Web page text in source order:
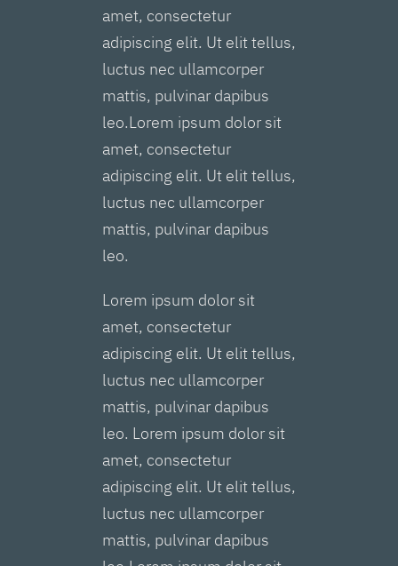
amet, consectetur
adipiscing elit. Ut elit tellus,
luctus nec ullamcorper
mattis, pulvinar dapibus
leo.Lorem ipsum dolor sit
amet, consectetur
adipiscing elit. Ut elit tellus,
luctus nec ullamcorper
mattis, pulvinar dapibus
leo.
Lorem ipsum dolor sit
amet, consectetur
adipiscing elit. Ut elit tellus,
luctus nec ullamcorper
mattis, pulvinar dapibus
leo. Lorem ipsum dolor sit
amet, consectetur
adipiscing elit. Ut elit tellus,
luctus nec ullamcorper
mattis, pulvinar dapibus